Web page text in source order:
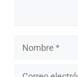
Nombre
Correo